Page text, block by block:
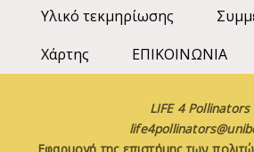
Υλικό τεκμηρίωσης
Χάρτης
ΕΠΙΚΟΙΝΩΝΙΑ
LIFE 4 Pollinators